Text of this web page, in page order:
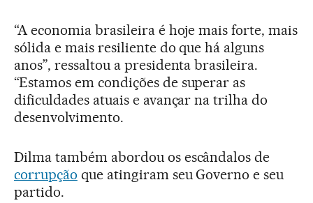
“A economia brasileira é hoje mais forte, mais
sólida e mais resiliente do que há alguns
anos”, ressaltou a presidenta brasileira.
“Estamos em condições de superar as
dificuldades atuais e avançar na trilha do
desenvolvimento.
Dilma também abordou os escândalos de
corrupção que atingiram seu Governo e seu
partido.